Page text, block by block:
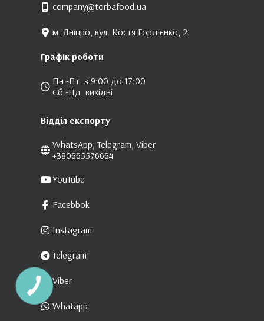
company@torbafood.ua
м. Дніпро, вул. Костя Гордієнко, 2
Графік роботи
Пн.-Пт. з 9:00 до 17:00
Сб.-Нд. вихідні
Відділ експорту
WhatsApp, Telegram, Viber
+380665576664
YouTube
Facebbok
Instagram
Telegram
Viber
Whatapp